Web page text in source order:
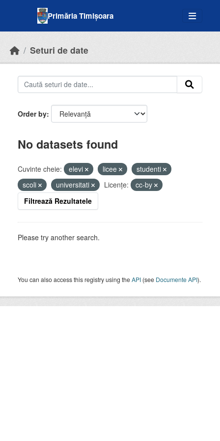
Primăria Timișoara
Seturi de date
Order by
No datasets found
Cuvinte cheie: elevi licee
studenti
scoli
universitati Licenţe:
cc-by
Filtrează Rezultatele
Please try another search.
You can also access this registry using theAPI (see Documente API).